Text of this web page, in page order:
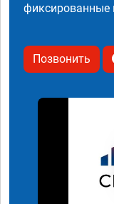
фиксированные
Позвонить